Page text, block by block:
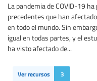
La pandemia de COVID-19
precedentes que han
en todo el mundo. Sin
igual en todas partes, y el
ha visto afectado de...
Ver recursos 3